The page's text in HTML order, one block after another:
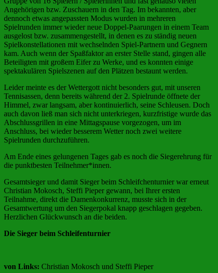
Angehörigen bzw. Zuschauern in den Tag. Im bekannten, aber
dennoch etwas angepassten Modus wurden in mehreren
Spielrunden immer wieder neue Doppel-Paarungen in einem Team
ausgelost bzw. zusammengestellt, in denen es zu ständig neuen
Spielkonstellationen mit wechselnden Spiel-Partnern und Gegnern
kam. Auch wenn der Spaßfaktor an erster Stelle stand, gingen alle
Beteiligten mit großem Eifer zu Werke, und es konnten einige
spektakulären Spielszenen auf den Plätzen bestaunt werden.
Leider meinte es der Wettergott nicht besonders gut, mit unseren
Tennisassen, denn bereits während der 2. Spielrunde öffnete der
Himmel, zwar langsam, aber kontinuierlich, seine Schleusen. Doch
auch davon ließ man sich nicht unterkriegen, kurzfristige wurde das
Abschlussgrillen in eine Mittagspause vorgezogen, um im
Anschluss, bei wieder besserem Wetter noch zwei weitere
Spielrunden durchzuführen.
Am Ende eines gelungenen Tages gab es noch die Siegerehrung für
die punktbesten Teilnehmer*innen.
Gesamtsieger und damit Sieger beim Schleifchenturnier war erneut
Christian Mokosch, Steffi Pieper gewann, bei Ihrer ersten
Teilnahme, direkt die Damenkonkurrenz, musste sich in der
Gesamtwertung um den Siegerpokal knapp geschlagen gegeben.
Herzlichen Glückwunsch an die beiden.
Die Sieger beim Schleifenturnier
von Links: Christian Mokosch und Steffi Pieper